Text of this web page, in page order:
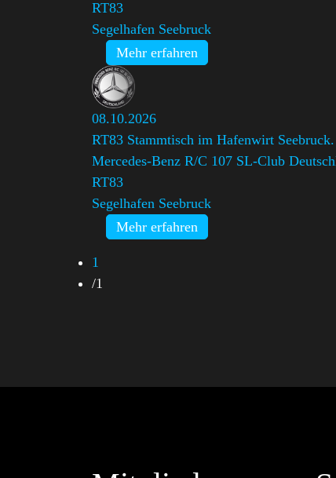
RT83
Segelhafen Seebruck
Mehr erfahren
08.10.2026
RT83 Stammtisch im Hafenwirt
Mercedes-Benz R/C 107 SL-Club
RT83
Segelhafen Seebruck
Mehr erfahren
1
/1